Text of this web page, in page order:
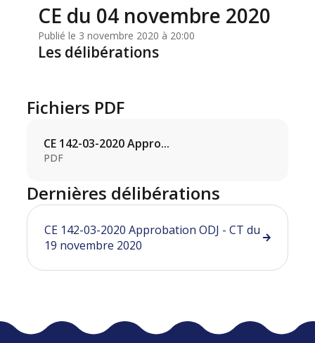
CE du 04 novembre 2020
Publié le 3 novembre 2020 à 20:00
Les délibérations
Fichiers PDF
CE 142-03-2020 Appro...
PDF
Dernières délibérations
CE 142-03-2020 Approbation ODJ - CT du
19 novembre 2020